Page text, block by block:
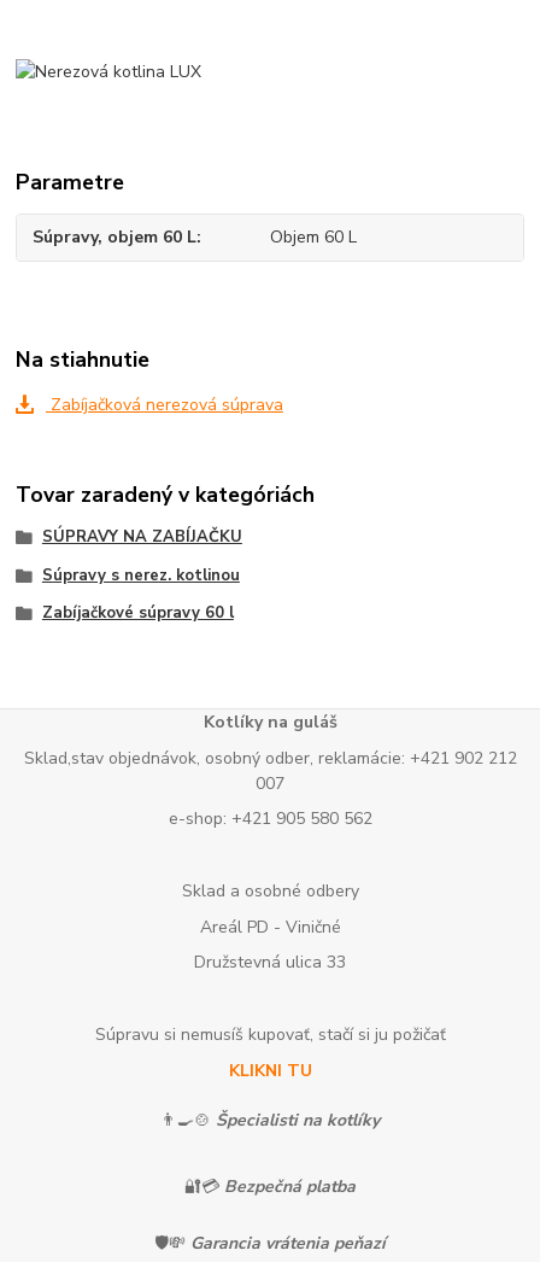
Parametre
Súpravy, objem 60 L Objem 60 L
Na stiahnutie
Zabíjačková nerezová súprava
Tovar zaradený v kategóriách
SÚPRAVY NA ZABÍJAČKU
Súpravy s nerez. kotlinou
Zabíjačkové súpravy 60 l
Kotlíky na guláš
Sklad,stav objednávok, osobný odber, reklamácie: +421 902 212
007
e-shop: +421 905 580 562
Sklad a osobné odbery
Areál PD - Viničné
Družstevná ulica 33
Súpravu si nemusíš kupovať, stačí si ju požičať
KLIKNI TU
👨‍🍳🍲 Špecialisti na kotlíky
🔐💳 Bezpečná platba
🛡️💸 Garancia vrátenia peňazí